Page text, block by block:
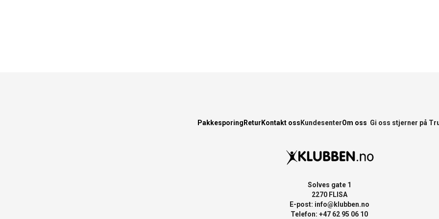
Pakkesporing Retur Kontakt oss KundesenterOm oss Gi oss stjerner på
Solves gate 1
2270 FLISA
E-post: info@klubben.no
Telefon: +47 62 95 06 10